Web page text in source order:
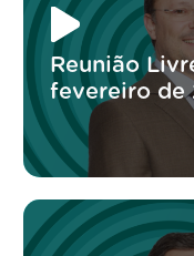
Reunião
fevereiro de